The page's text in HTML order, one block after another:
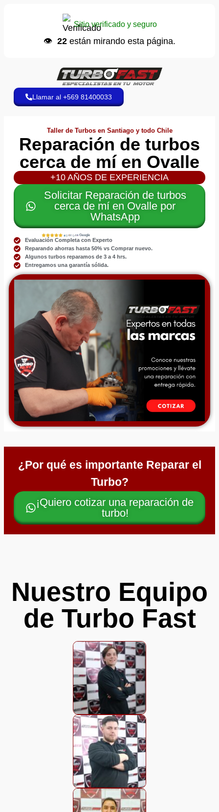
Sitio verificado y seguro
👁️ 22 están mirando esta página.
Llamar al +569 81400033
Taller de Turbos en Santiago y todo Chile
Reparación de turbos
cerca de mí en Ovalle
+10 AÑOS DE EXPERIENCIA
Solicitar Reparación de turbos
cerca de mí en Ovalle por
WhatsApp
Evaluación Completa con Experto
Reparando ahorras hasta 50% vs Comprar nuevo.
Algunos turbos reparamos de 3 a 4 hrs.
Entregamos una garantía sólida.
¿Por qué es importante Reparar el
Turbo?
¡Quiero cotizar una reparación de
turbo!
Nuestro Equipo
de Turbo Fast
📱 envió un WhatsApp